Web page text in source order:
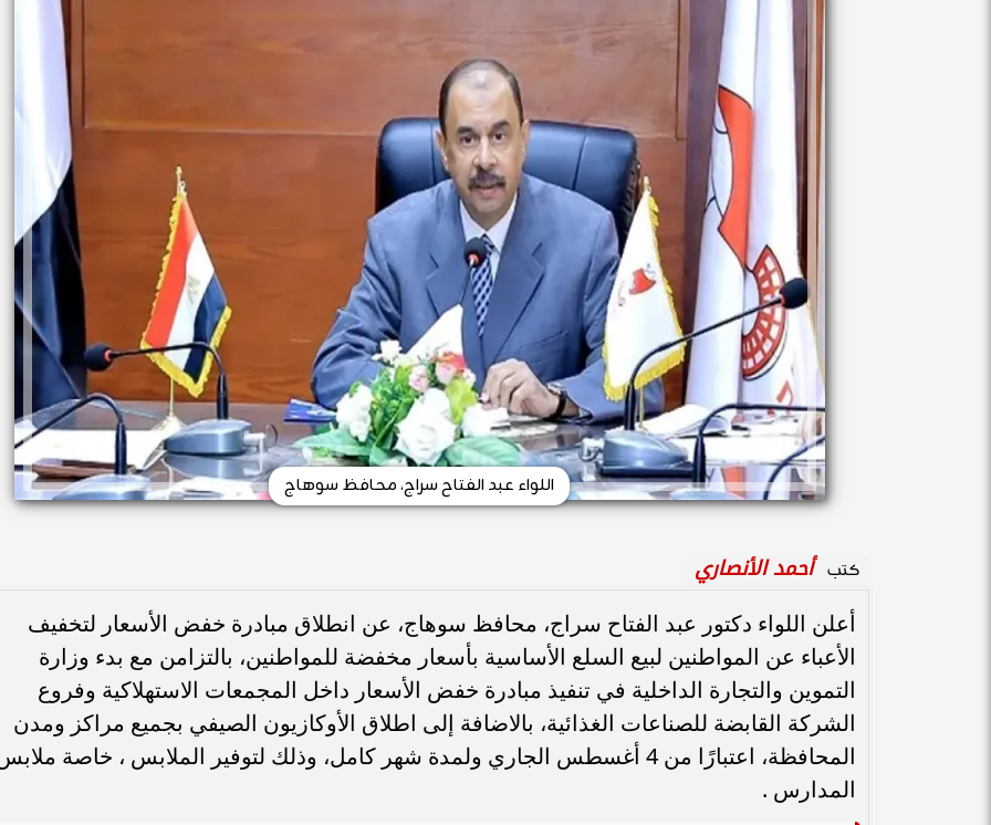
اللواء عبد الفتاح سراج، محافظ سوهاج
كتب أحمد الأنصاري
أعلن اللواء دكتور عبد الفتاح سراج، محافظ سوهاج، عن انطلاق مبادرة خفض الأسعار لتخفيف
الأعباء عن المواطنين لبيع السلع الأساسية بأسعار مخفضة للمواطنين، بالتزامن مع بدء وزارة
التموين والتجارة الداخلية في تنفيذ مبادرة خفض الأسعار داخل المجمعات الاستهلاكية وفروع
الشركة القابضة للصناعات الغذائية، بالاضافة إلى اطلاق الأوكازيون الصيفي بجميع مراكز ومدن
المحافظة، اعتبارًا من 4 أغسطس الجاري ولمدة شهر كامل، وذلك لتوفير الملابس ، خاصة
المدارس .